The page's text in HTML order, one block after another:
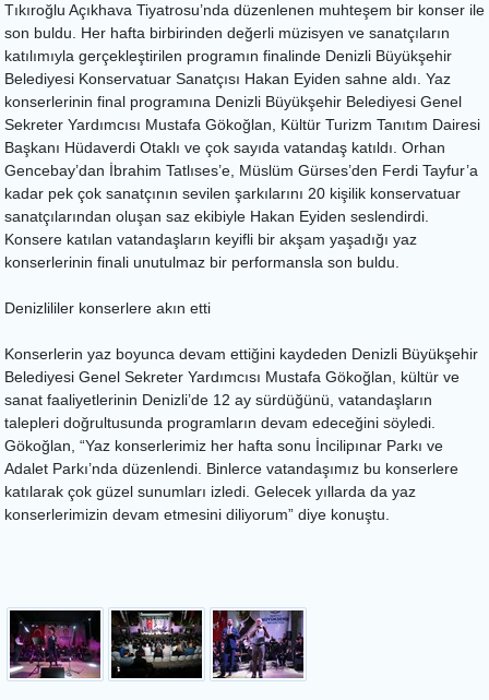
Tıkıroğlu Açıkhava Tiyatrosu’nda düzenlenen muhteşem bir konser ile
son buldu. Her hafta birbirinden değerli müzisyen ve sanatçıların
katılımıyla gerçekleştirilen programın finalinde Denizli Büyükşehir
Belediyesi Konservatuar Sanatçısı Hakan Eyiden sahne aldı. Yaz
konserlerinin final programına Denizli Büyükşehir Belediyesi Genel
Sekreter Yardımcısı Mustafa Gökoğlan, Kültür Turizm Tanıtım Dairesi
Başkanı Hüdaverdi Otaklı ve çok sayıda vatandaş katıldı. Orhan
Gencebay’dan İbrahim Tatlıses’e, Müslüm Gürses’den Ferdi Tayfur’a
kadar pek çok sanatçının sevilen şarkılarını 20 kişilik konservatuar
sanatçılarından oluşan saz ekibiyle Hakan Eyiden seslendirdi.
Konsere katılan vatandaşların keyifli bir akşam yaşadığı yaz
konserlerinin finali unutulmaz bir performansla son buldu.
Denizlililer konserlere akın etti
Konserlerin yaz boyunca devam ettiğini kaydeden Denizli Büyükşehir
Belediyesi Genel Sekreter Yardımcısı Mustafa Gökoğlan, kültür ve
sanat faaliyetlerinin Denizli’de 12 ay sürdüğünü, vatandaşların
talepleri doğrultusunda programların devam edeceğini söyledi.
Gökoğlan, “Yaz konserlerimiz her hafta sonu İncilipınar Parkı ve
Adalet Parkı’nda düzenlendi. Binlerce vatandaşımız bu konserlere
katılarak çok güzel sunumları izledi. Gelecek yıllarda da yaz
konserlerimizin devam etmesini diliyorum” diye konuştu.